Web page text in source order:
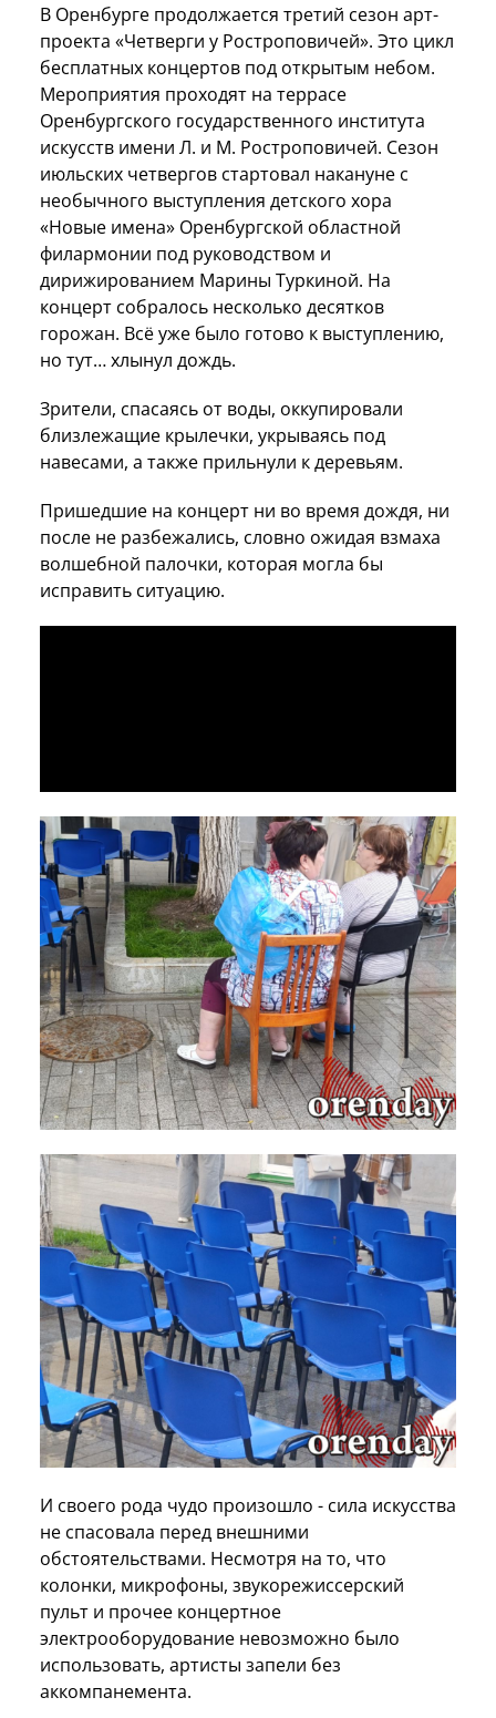
В Оренбурге продолжается третий сезон арт-
проекта «Четверги у Ростроповичей». Это цикл
бесплатных концертов под открытым небом.
Мероприятия проходят на террасе
Оренбургского государственного института
искусств имени Л. и М. Ростроповичей. Сезон
июльских четвергов стартовал накануне с
необычного выступления детского хора
«Новые имена» Оренбургской областной
филармонии под руководством и
дирижированием Марины Туркиной. На
концерт собралось несколько десятков
горожан. Всё уже было готово к выступлению,
но тут… хлынул дождь.
Зрители, спасаясь от воды, оккупировали
близлежащие крылечки, укрываясь под
навесами, а также прильнули к деревьям.
Пришедшие на концерт ни во время дождя, ни
после не разбежались, словно ожидая взмаха
волшебной палочки, которая могла бы
исправить ситуацию.
И своего рода чудо произошло - сила искусства
не спасовала перед внешними
обстоятельствами. Несмотря на то, что
колонки, микрофоны, звукорежиссерский
пульт и прочее концертное
электрооборудование невозможно было
использовать, артисты запели без
аккомпанемента.